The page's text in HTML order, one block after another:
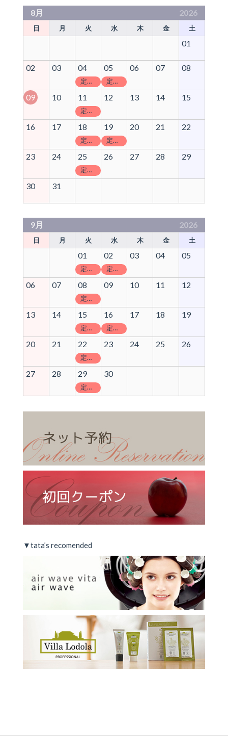
8月 2026
日 月 火 水 木 金 土
01
02 03 04
定休日
05
定休日
06 07 08
09 10 11
定休日
12 13 14 15
16 17 18
定休日
19
定休日
20 21 22
23 24 25
定休日
26 27 28 29
30 31
9月 2026
日 月 火 水 木 金 土
01
定休日
02
定休日
03 04 05
06 07 08
定休日
09 10 11 12
13 14 15
定休日
16
定休日
17 18 19
20 21 22
定休日
23 24 25 26
27 28 29
定休日
30
▼tata’s recomended